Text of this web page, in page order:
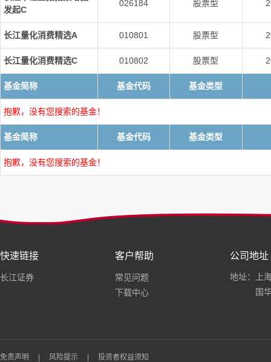
发起C
026184 股票型
长江量化消费精选A 010801 股票型
长江量化消费精选C 010802 股票型
基金简称 基金代码 基金类型
抱歉，没有您搜索的基金！
基金简称 基金代码 基金类型
抱歉，没有您搜索的基金！
快速链接
长江证券
客户帮助
常见问题
下载中心
公司地址
地址：上
国
免责声明 风险提示 投资者权益须知